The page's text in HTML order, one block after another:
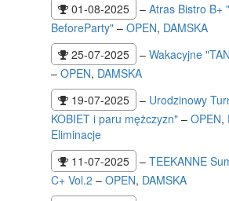
01-08-2025
– Atras Bistro B+
BeforeParty" – OPEN, DAMSKA
25-07-2025
– Wakacyjne
– OPEN, DAMSKA
19-07-2025
– Urodzinowy
KOBIET i paru mężczyzn" – OPEN,
Eliminacje
11-07-2025
– TEEKANNE
C+ Vol.2 – OPEN, DAMSKA